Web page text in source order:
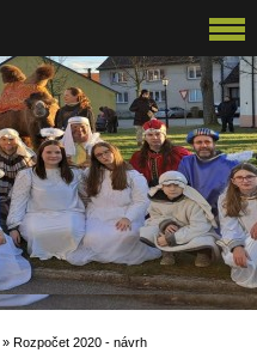
» Rozpočet 2020 - návrh